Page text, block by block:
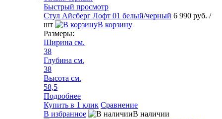
Быстрый просмотр
Стул Айсберг Лофт 01 белый/черный 6 990 руб. /
шт
В корзину
Размеры:
Ширина см.
38
Глубина см.
38
Высота см.
58,5
Подробнее
Купить в 1 клик Сравнение
В избранное
В наличии